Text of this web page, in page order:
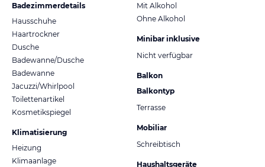
Badezimmerdetails
Hausschuhe
Haartrockner
Dusche
Badewanne/Dusche
Badewanne
Jacuzzi/Whirlpool
Toilettenartikel
Kosmetikspiegel
Klimatisierung
Heizung
Klimaanlage
Mit Alkohol
Ohne Alkohol
Minibar inklusive
Nicht verfügbar
Balkon
Balkontyp
Terrasse
Mobiliar
Schreibtisch
Haushaltsgeräte